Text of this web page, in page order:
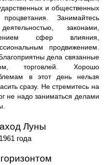
и общественных
Занимайтесь
законами,
сфер влияния,
продвижением.
дела связанные
торговлей. Хорошо
в этот день нельзя
сразу. Не стремитесь на
не надо заниматься делами
Луны
года